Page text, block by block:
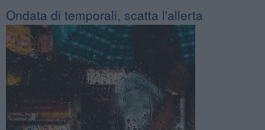
Ondata di temporali, scatta l'allerta